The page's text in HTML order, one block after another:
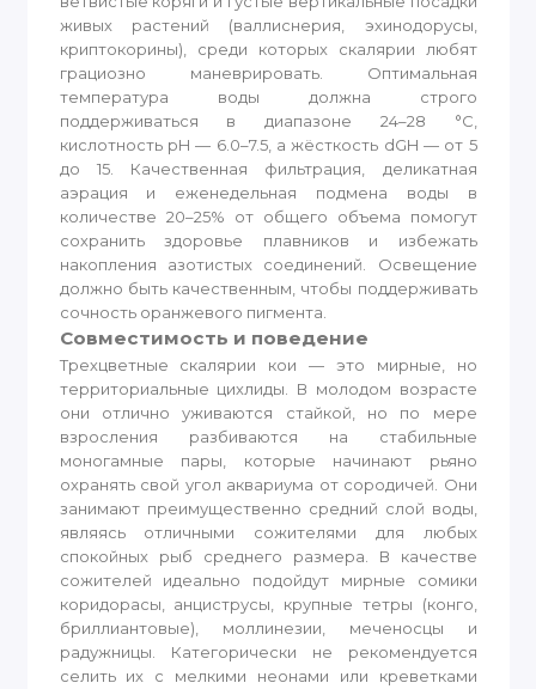
живых растений (валлиснерия, эхинодорусы,
криптокорины), среди которых скалярии любят
грациозно маневрировать. Оптимальная
температура воды должна строго
поддерживаться в диапазоне 24–28 °C,
кислотность pH — 6.0–7.5, а жёсткость dGH — от 5
до 15. Качественная фильтрация, деликатная
аэрация и еженедельная подмена воды в
количестве 20–25% от общего объема помогут
сохранить здоровье плавников и избежать
накопления азотистых соединений. Освещение
должно быть качественным, чтобы поддерживать
сочность оранжевого пигмента.
Совместимость и поведение
Трехцветные скалярии кои — это мирные, но
территориальные цихлиды. В молодом возрасте
они отлично уживаются стайкой, но по мере
взросления разбиваются на стабильные
моногамные пары, которые начинают рьяно
охранять свой угол аквариума от сородичей. Они
занимают преимущественно средний слой воды,
являясь отличными сожителями для любых
спокойных рыб среднего размера. В качестве
сожителей идеально подойдут мирные сомики
коридорасы, анциструсы, крупные тетры (конго,
бриллиантовые), моллинезии, меченосцы и
радужницы. Категорически не рекомендуется
селить их с мелкими неонами или креветками